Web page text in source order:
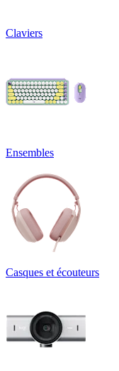
Claviers
Ensembles
Casques et écouteurs